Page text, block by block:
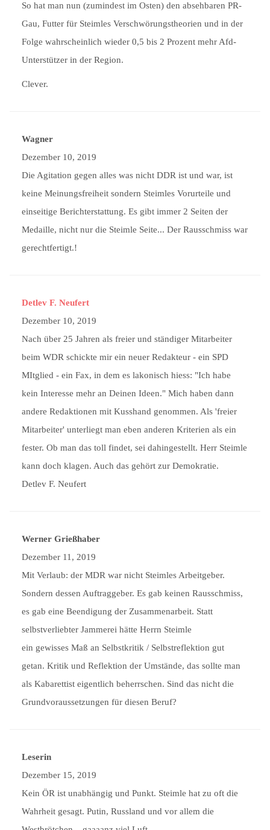
So hat man nun (zumindest im Osten) den absehbaren PR-
Gau, Futter für Steimles Verschwörungstheorien und in der
Folge wahrscheinlich wieder 0,5 bis 2 Prozent mehr Afd-
Unterstützer in der Region.
Clever.
Wagner
Dezember 10, 2019
Die Agitation gegen alles was nicht DDR ist und war, ist
keine Meinungsfreiheit sondern Steimles Vorurteile und
einseitige Berichterstattung. Es gibt immer 2 Seiten der
Medaille, nicht nur die Steimle Seite... Der Rausschmiss war
gerechtfertigt.!
Detlev F. Neufert
Dezember 10, 2019
Nach über 25 Jahren als freier und ständiger Mitarbeiter
beim WDR schickte mir ein neuer Redakteur - ein SPD
MItglied - ein Fax, in dem es lakonisch hiess: "Ich habe
kein Interesse mehr an Deinen Ideen." Mich haben dann
andere Redaktionen mit Kusshand genommen. Als 'freier
Mitarbeiter' unterliegt man eben anderen Kriterien als ein
fester. Ob man das toll findet, sei dahingestellt. Herr Steimle
kann doch klagen. Auch das gehört zur Demokratie.
Detlev F. Neufert
Werner Grießhaber
Dezember 11, 2019
Mit Verlaub: der MDR war nicht Steimles Arbeitgeber.
Sondern dessen Auftraggeber. Es gab keinen Rausschmiss,
es gab eine Beendigung der Zusammenarbeit. Statt
selbstverliebter Jammerei hätte Herrn Steimle
ein gewisses Maß an Selbstkritik / Selbstreflektion gut
getan. Kritik und Reflektion der Umstände, das sollte man
als Kabarettist eigentlich beherrschen. Sind das nicht die
Grundvoraussetzungen für diesen Beruf?
Leserin
Dezember 15, 2019
Kein ÖR ist unabhängig und Punkt. Steimle hat zu oft die
Wahrheit gesagt. Putin, Russland und vor allem die